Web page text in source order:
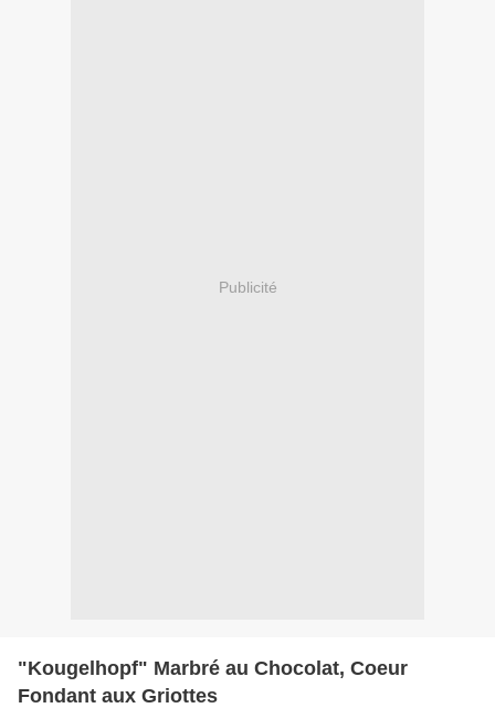
Publicité
"Kougelhopf" Marbré au Chocolat, Coeur
Fondant aux Griottes